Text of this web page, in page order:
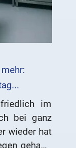
im
bei ganz
wieder hat
gehabt: